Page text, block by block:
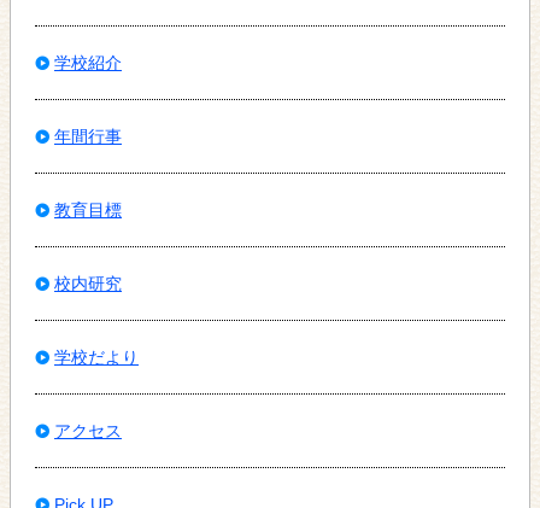
学校紹介
年間行事
教育目標
校内研究
学校だより
アクセス
Pick UP